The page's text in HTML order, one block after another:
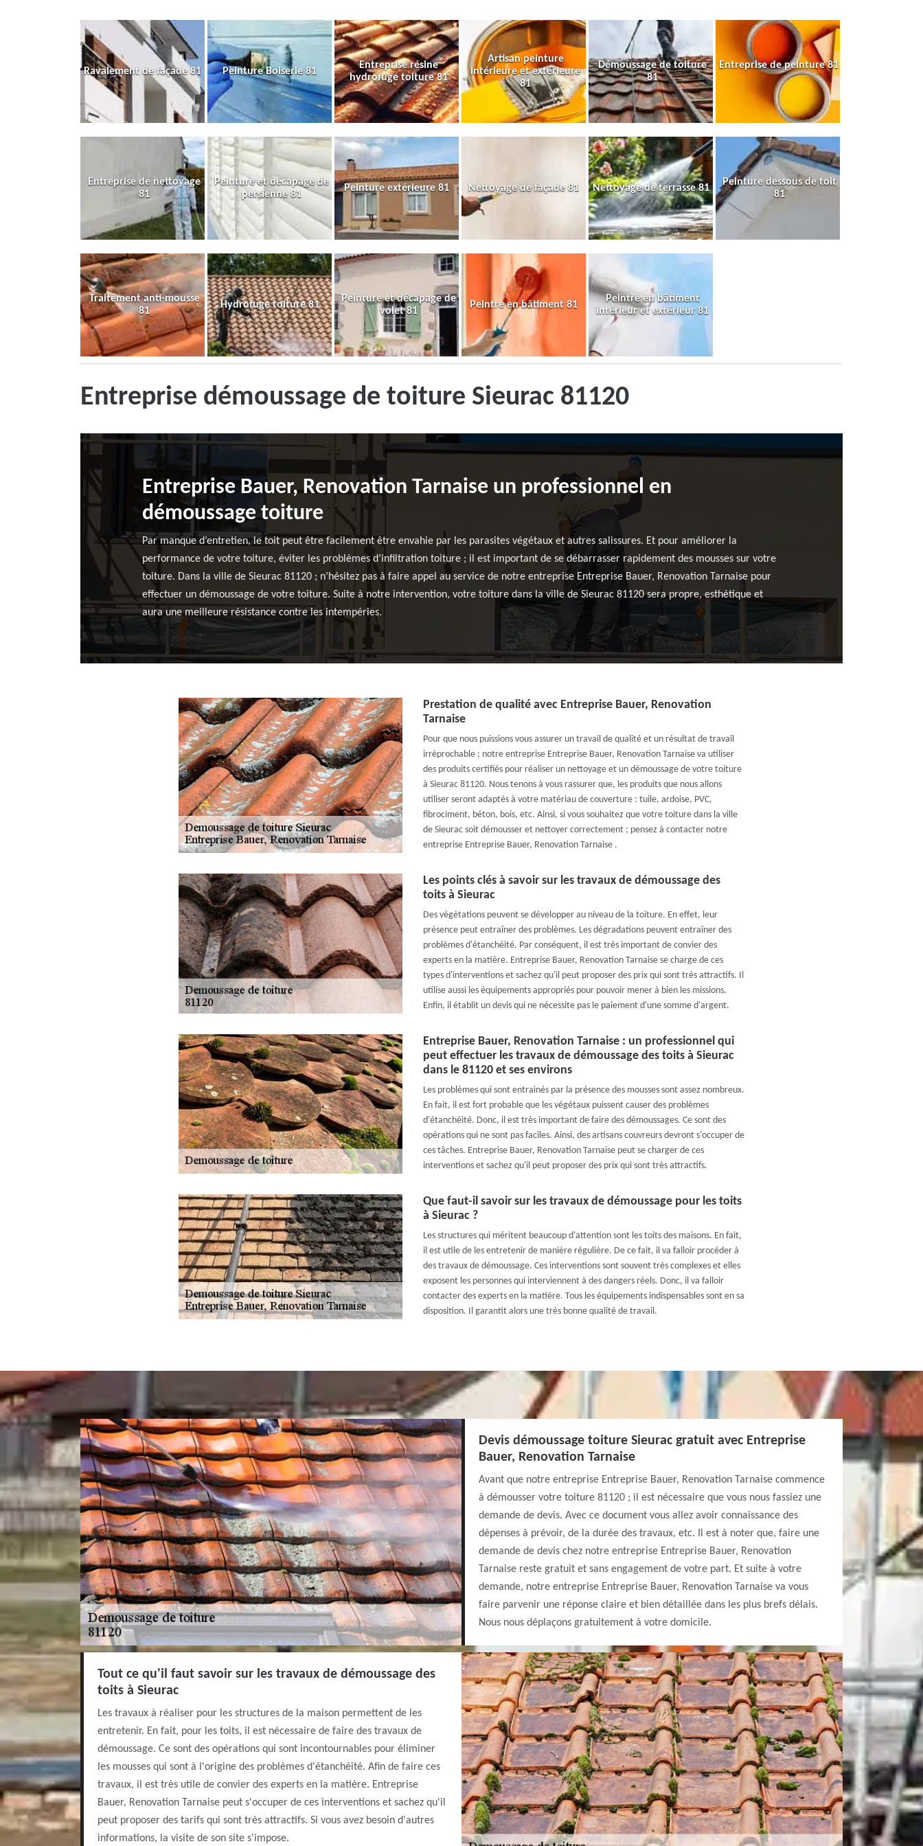
Ravalement de façade 81 Peinture Boiserie 81
Entreprise résine
hydrofuge toiture 81
Artisan peinture
intérieure et extérieure
81
Démoussage de toiture
81
Entreprise de peinture 81
Entreprise de nettoyage
81
Peinture et décapage de
persienne 81
Peinture extérieure 81 Nettoyage de façade 81 Nettoyage de terrasse 81
Peinture dessous de toit
81
Traitement anti-mousse
81
Hydrofuge toiture 81
Peinture et décapage de
volet 81
Peintre en bâtiment 81
Peintre en bâtiment
intérieur et extérieur 81
Entreprise démoussage de toiture Sieurac 81120
Entreprise Bauer, Renovation Tarnaise un professionnel en
démoussage toiture
Par manque d’entretien, le toit peut être facilement être envahie par les parasites végétaux et autres salissures. Et pour améliorer la
performance de votre toiture, éviter les problèmes d’infiltration toiture ; il est important de se débarrasser rapidement des mousses sur votre
toiture. Dans la ville de Sieurac 81120 ; n’hésitez pas à faire appel au service de notre entreprise Entreprise Bauer, Renovation Tarnaise pour
effectuer un démoussage de votre toiture. Suite à notre intervention, votre toiture dans la ville de Sieurac 81120 sera propre, esthétique et
aura une meilleure résistance contre les intempéries.
Prestation de qualité avec Entreprise Bauer, Renovation
Tarnaise
Pour que nous puissions vous assurer un travail de qualité et un résultat de travail
irréprochable ; notre entreprise Entreprise Bauer, Renovation Tarnaise va utiliser
des produits certifiés pour réaliser un nettoyage et un démoussage de votre toiture
à Sieurac 81120. Nous tenons à vous rassurer que, les produits que nous allons
utiliser seront adaptés à votre matériau de couverture : tuile, ardoise, PVC,
fibrociment, béton, bois, etc. Ainsi, si vous souhaitez que votre toiture dans la ville
de Sieurac soit démousser et nettoyer correctement ; pensez à contacter notre
entreprise Entreprise Bauer, Renovation Tarnaise .
Les points clés à savoir sur les travaux de démoussage des
toits à Sieurac
Des végétations peuvent se développer au niveau de la toiture. En effet, leur
présence peut entraîner des problèmes. Les dégradations peuvent entraîner des
problèmes d'étanchéité. Par conséquent, il est très important de convier des
experts en la matière. Entreprise Bauer, Renovation Tarnaise se charge de ces
types d'interventions et sachez qu'il peut proposer des prix qui sont très attractifs. Il
utilise aussi les équipements appropriés pour pouvoir mener à bien les missions.
Enfin, il établit un devis qui ne nécessite pas le paiement d'une somme d'argent.
Entreprise Bauer, Renovation Tarnaise : un professionnel qui
peut effectuer les travaux de démoussage des toits à Sieurac
dans le 81120 et ses environs
Les problèmes qui sont entrainés par la présence des mousses sont assez nombreux.
En fait, il est fort probable que les végétaux puissent causer des problèmes
d'étanchéité. Donc, il est très important de faire des démoussages. Ce sont des
opérations qui ne sont pas faciles. Ainsi, des artisans couvreurs devront s'occuper de
ces tâches. Entreprise Bauer, Renovation Tarnaise peut se charger de ces
interventions et sachez qu'il peut proposer des prix qui sont très attractifs.
Que faut-il savoir sur les travaux de démoussage pour les toits
à Sieurac ?
Les structures qui méritent beaucoup d'attention sont les toits des maisons. En fait,
il est utile de les entretenir de manière régulière. De ce fait, il va falloir procéder à
des travaux de démoussage. Ces interventions sont souvent très complexes et elles
exposent les personnes qui interviennent à des dangers réels. Donc, il va falloir
contacter des experts en la matière. Tous les équipements indispensables sont en sa
disposition. Il garantit alors une très bonne qualité de travail.
Devis démoussage toiture Sieurac gratuit avec Entreprise
Bauer, Renovation Tarnaise
Avant que notre entreprise Entreprise Bauer, Renovation Tarnaise commence
à démousser votre toiture 81120 ; il est nécessaire que vous nous fassiez une
demande de devis. Avec ce document vous allez avoir connaissance des
dépenses à prévoir, de la durée des travaux, etc. Il est à noter que, faire une
demande de devis chez notre entreprise Entreprise Bauer, Renovation
Tarnaise reste gratuit et sans engagement de votre part. Et suite à votre
demande, notre entreprise Entreprise Bauer, Renovation Tarnaise va vous
faire parvenir une réponse claire et bien détaillée dans les plus brefs délais.
Nous nous déplaçons gratuitement à votre domicile.
Tout ce qu'il faut savoir sur les travaux de démoussage des
toits à Sieurac
Les travaux à réaliser pour les structures de la maison permettent de les
entretenir. En fait, pour les toits, il est nécessaire de faire des travaux de
démoussage. Ce sont des opérations qui sont incontournables pour éliminer
les mousses qui sont à l'origine des problèmes d'étanchéité. Afin de faire ces
travaux, il est très utile de convier des experts en la matière. Entreprise
Bauer, Renovation Tarnaise peut s'occuper de ces interventions et sachez qu'il
peut proposer des tarifs qui sont très attractifs. Si vous avez besoin d'autres
informations, la visite de son site s'impose.